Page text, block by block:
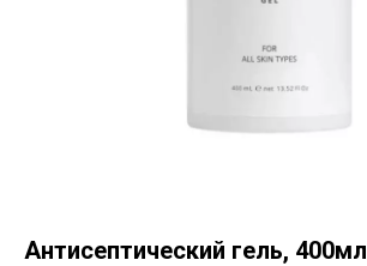
Антисептический гель, 400мл